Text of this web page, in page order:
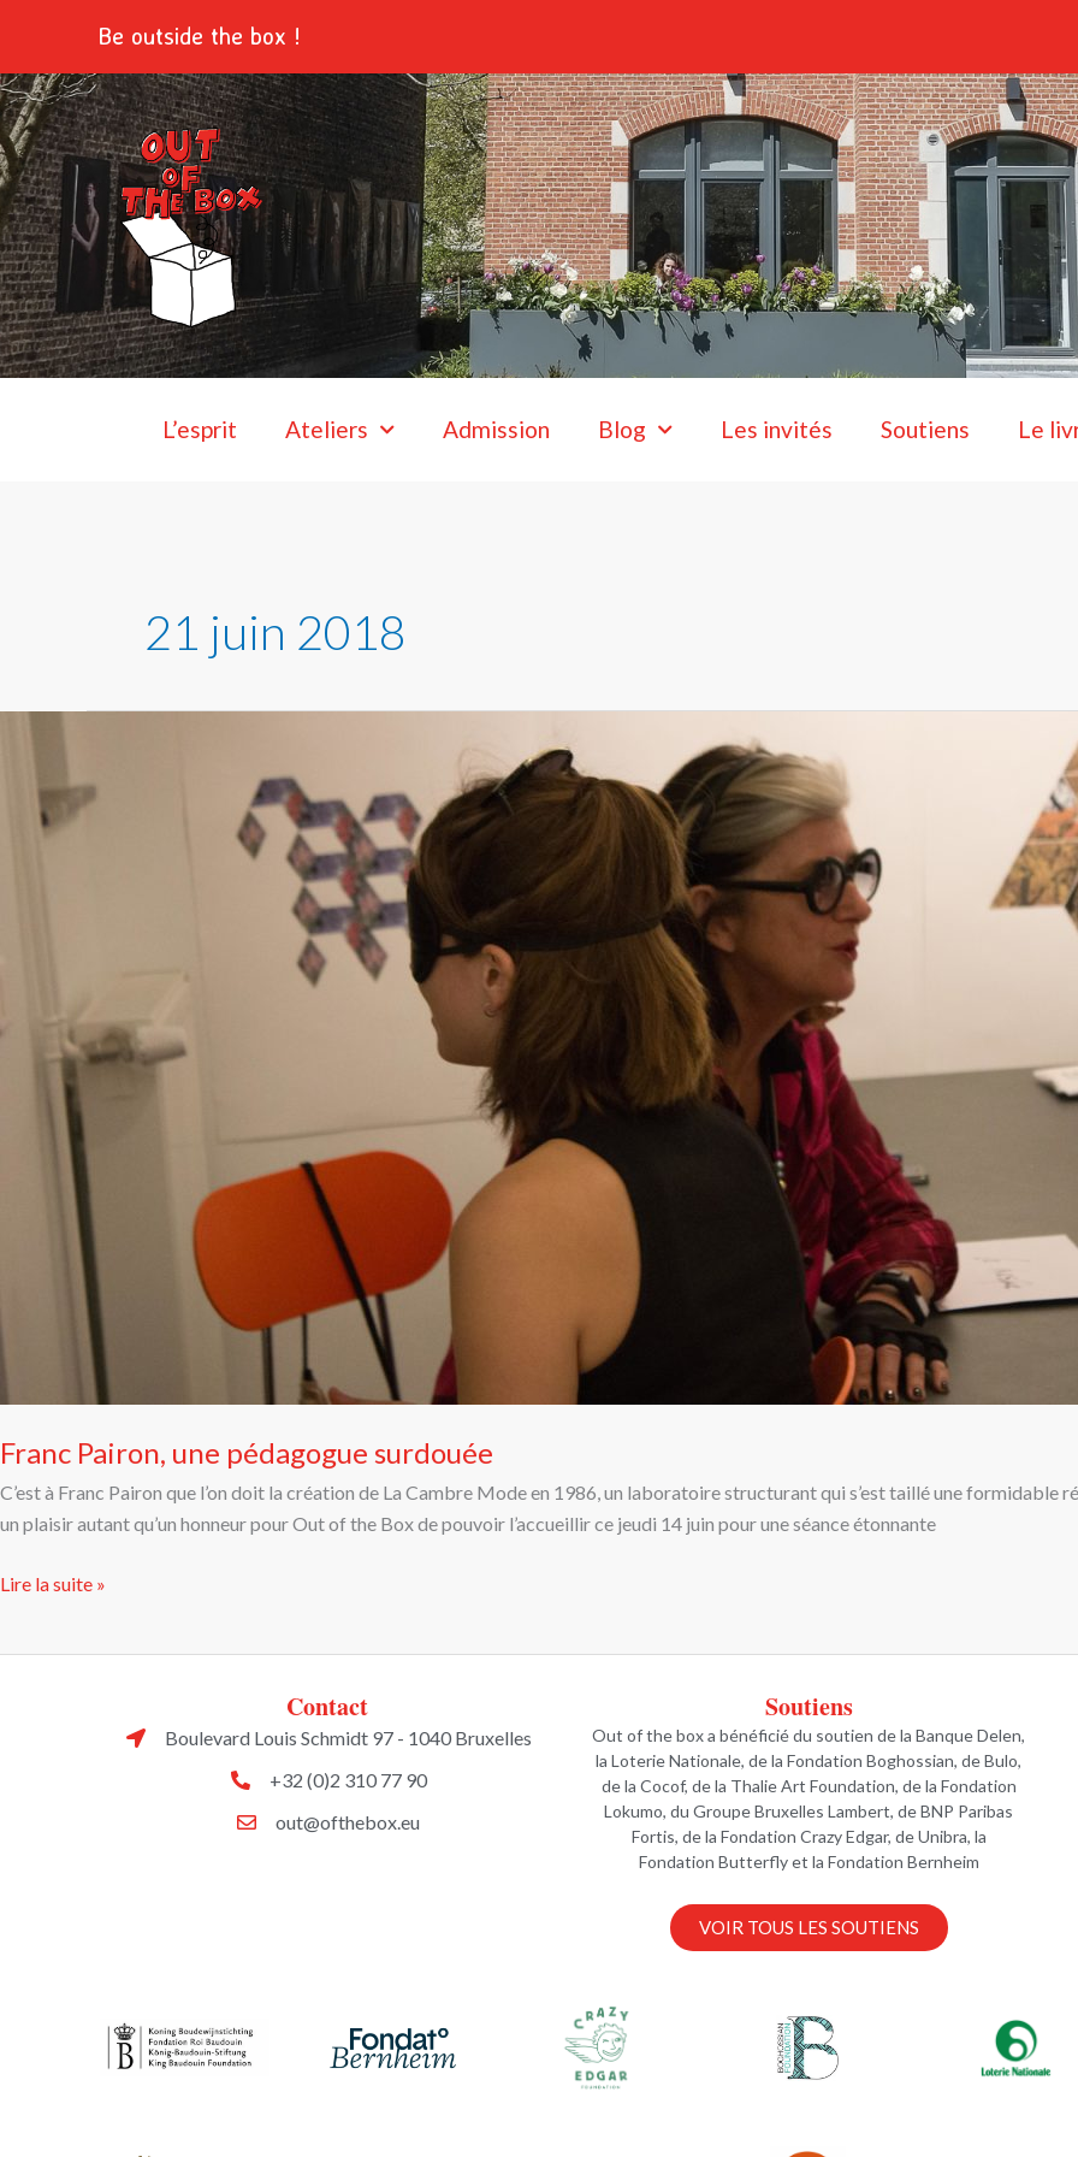
contenu
Be outside the box !
L’esprit Ateliers Admission Blog Les invités Soutiens Le
21 juin 2018
Franc Pairon, une pédagogue surdouée
C’est à Franc Pairon que l’on doit la création de La Cambre Mode en 1986, un laboratoire structurant qui s’est taillé une formidable
un plaisir autant qu’un honneur pour Out of the Box de pouvoir l’accueillir ce jeudi 14 juin pour une séance étonnante
pédagogue
Lire la suite »
Contact
Boulevard Louis Schmidt 97 - 1040 Bruxelles
+32 (0)2 310 77 90
out@ofthebox.eu
Soutiens
Out of the box a bénéficié du soutien de la Banque Delen,
la Loterie Nationale, de la Fondation Boghossian, de Bulo,
de la Cocof, de la Thalie Art Foundation, de la Fondation
Lokumo, du Groupe Bruxelles Lambert, de BNP Paribas
Fortis, de la Fondation Crazy Edgar, de Unibra, la
Fondation Butterfly et la Fondation Bernheim
VOIR TOUS LES SOUTIENS